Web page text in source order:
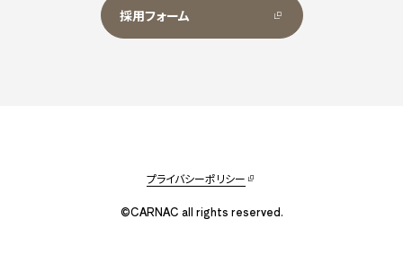
採用フォーム
プライバシーポリシー
©CARNAC all rights reserved.